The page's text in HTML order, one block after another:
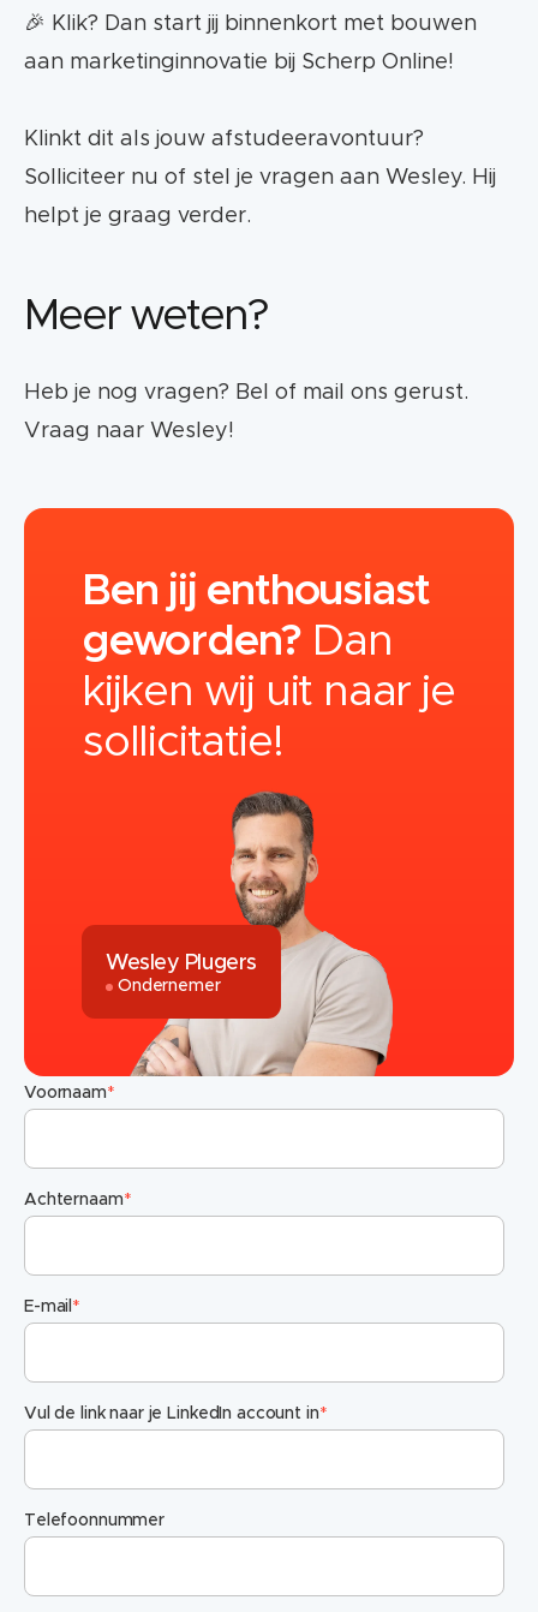
🎉 Klik? Dan start jij binnenkort met bouwen
aan marketinginnovatie bij Scherp Online!
Klinkt dit als jouw afstudeeravontuur?
Solliciteer nu of stel je vragen aan Wesley. Hij
helpt je graag verder.
Meer weten?
Heb je nog vragen? Bel of mail ons gerust.
Vraag naar Wesley!
Ben jij enthousiast
geworden? Dan
kijken wij uit naar je
sollicitatie!
Wesley Plugers
Ondernemer
Voornaam*
Achternaam*
E-mail *
Vul de link naar je LinkedIn account in*
Telefoonnummer